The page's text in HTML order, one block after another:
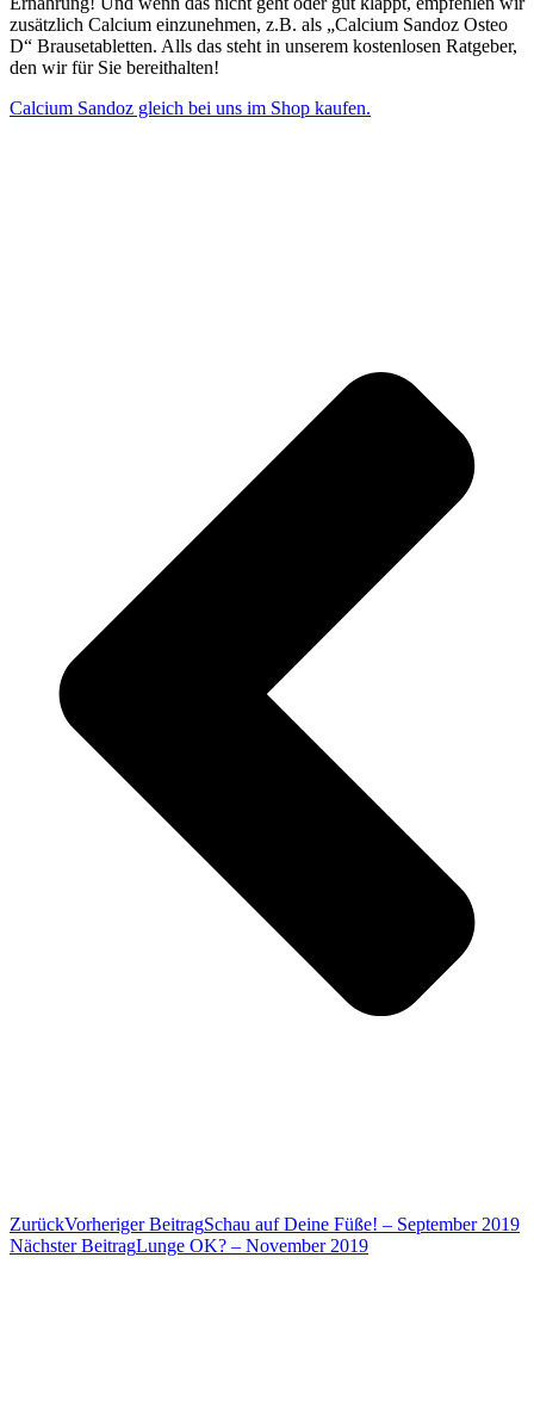
zusätzlich Calcium einzunehmen, z.B. als „Calcium Sandoz Osteo
D“ Brausetabletten. Alls das steht in unserem kostenlosen Ratgeber,
den wir für Sie bereithalten!
Calcium Sandoz gleich bei uns im Shop kaufen.
ZurückVorheriger BeitragSchau auf Deine Füße! – September 2019
Nächster BeitragLunge OK? – November 2019